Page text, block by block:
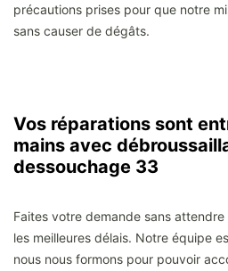
précautions prises pour que notre
sans causer de dégâts.
Vos réparations sont
mains avec
dessouchage 33
Faites votre demande sans
les meilleures délais. Notre équipe
nous nous formons pour pouvoir